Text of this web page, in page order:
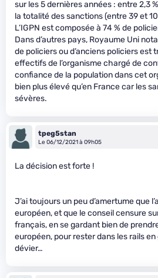
sur les 5 dernières années : entre 2,3
la totalité des sanctions (entre 39 et
L’IGPN est composée à 74 % de
Dans d’autres pays, Royaume Uni
de policiers ou d’anciens policiers est
effectifs de l’organisme chargé de
confiance de la population dans cet
bien plus élevé qu’en France car les
sévères.
tpeg5stan
Le 06/12/2021 à 09h05
La décision est forte !
J’ai toujours un peu d’amertume que
européen, et que le conseil censure
français, en se gardant bien de
européen, pour rester dans les rails
dévier…